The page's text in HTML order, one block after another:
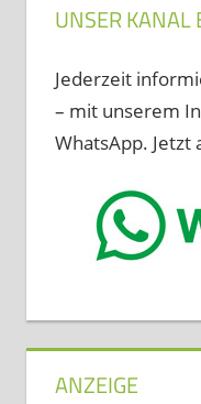
UNSER KANAL
Jederzeit
– mit unserem
WhatsApp.
ANZEIGE